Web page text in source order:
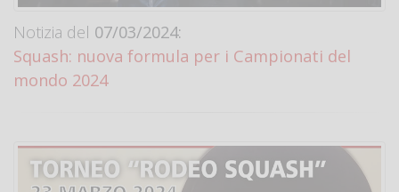
Notizia del 07/03/2024:
Squash: nuova formula per i Campionati del
mondo 2024